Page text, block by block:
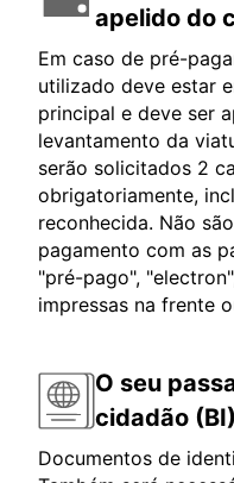
apelido do
Em caso de pré-
utilizado deve estar
principal e deve ser
levantamento da
serão solicitados 2
obrigatoriamente,
reconhecida. Não
pagamento com as
"pré-pago",
impressas na frente
O seu
cidadão (BI)
Documentos de